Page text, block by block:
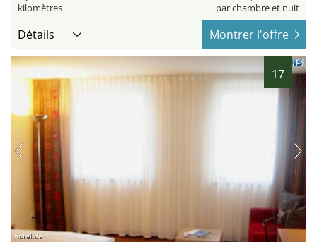
kilomètres par chambre et nuit
Détails Montrer l'offre
17
hotel.de